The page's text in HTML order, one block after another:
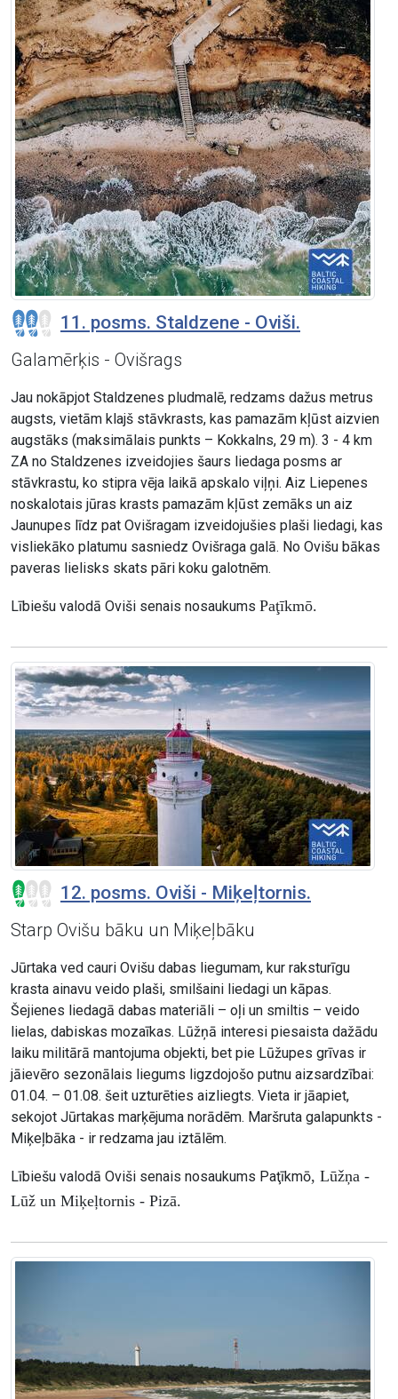
11. posms. Staldzene - Oviši.
Galamērķis - Ovišrags
Jau nokāpjot Staldzenes pludmalē, redzams dažus metrus
augsts, vietām klajš stāvkrasts, kas pamazām kļūst aizvien
augstāks (maksimālais punkts – Kokkalns, 29 m). 3 - 4 km
ZA no Staldzenes izveidojies šaurs liedaga posms ar
stāvkrastu, ko stipra vēja laikā apskalo viļņi. Aiz Liepenes
noskalotais jūras krasts pamazām kļūst zemāks un aiz
Jaunupes līdz pat Ovišragam izveidojušies plaši liedagi, kas
visliekāko platumu sasniedz Ovišraga galā. No Ovišu bākas
paveras lielisks skats pāri koku galotnēm.
Lībiešu valodā Oviši senais nosaukums Paţīkmō.
12. posms. Oviši - Miķeļtornis.
Starp Ovišu bāku un Miķeļbāku
Jūrtaka ved cauri Ovišu dabas liegumam, kur raksturīgu
krasta ainavu veido plaši, smilšaini liedagi un kāpas.
Šejienes liedagā dabas materiāli – oļi un smiltis – veido
lielas, dabiskas mozaīkas. Lūžņā interesi piesaista dažādu
laiku militārā mantojuma objekti, bet pie Lūžupes grīvas ir
jāievēro sezonālais liegums ligzdojošo putnu aizsardzībai:
01.04. – 01.08. šeit uzturēties aizliegts. Vieta ir jāapiet,
sekojot Jūrtakas marķējuma norādēm. Maršruta galapunkts -
Miķeļbāka - ir redzama jau iztālēm.
Lībiešu valodā Oviši senais nosaukums Paţīkmō, Lūžņa -
Lūž un Miķeļtornis - Pizā.